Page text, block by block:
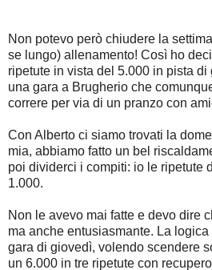
Non potevo però chiudere la
se lungo) allenamento! Così ho
ripetute in vista del 5.000 in pista
una gara a Brugherio che
correre per via di un pranzo con
Con Alberto ci siamo trovati la
mia, abbiamo fatto un bel
poi dividerci i compiti: io le ripetute
1.000.
Non le avevo mai fatte e devo dire
ma anche entusiasmante. La
gara di giovedì, volendo scendere
un 6.000 in tre ripetute con